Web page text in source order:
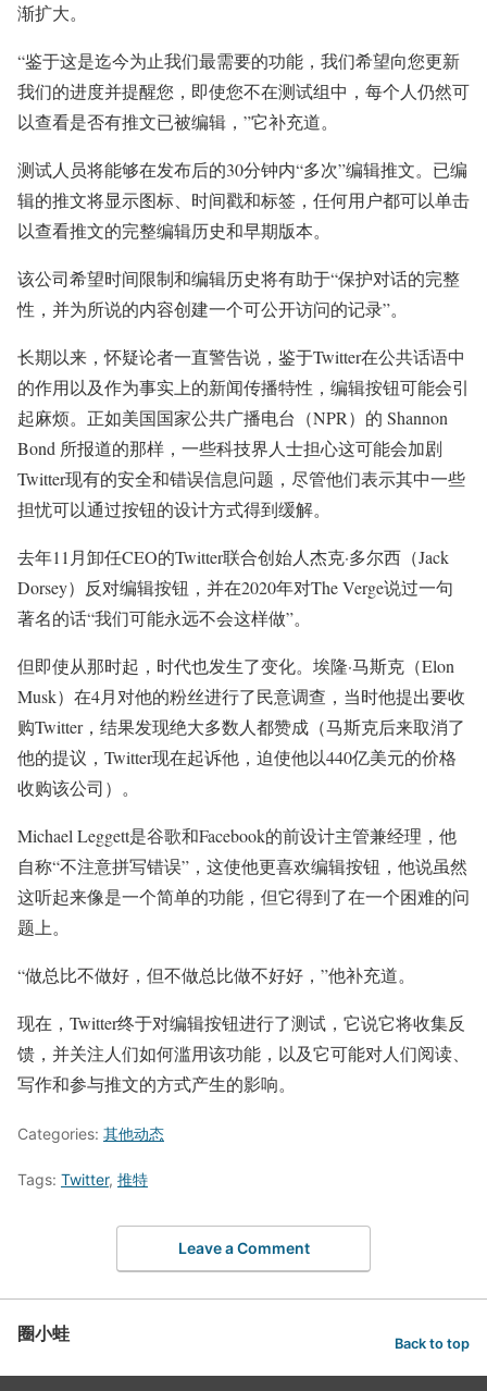
渐扩大。
“鉴于这是迄今为止我们最需要的功能，我们希望向您更新
我们的进度并提醒您，即使您不在测试组中，每个人仍然可
以查看是否有推文已被编辑，”它补充道。
测试人员将能够在发布后的30分钟内“多次”编辑推文。已编
辑的推文将显示图标、时间戳和标签，任何用户都可以单击
以查看推文的完整编辑历史和早期版本。
该公司希望时间限制和编辑历史将有助于“保护对话的完整
性，并为所说的内容创建一个可公开访问的记录”。
长期以来，怀疑论者一直警告说，鉴于Twitter在公共话语中
的作用以及作为事实上的新闻传播特性，编辑按钮可能会引
起麻烦。正如美国国家公共广播电台（NPR）的 Shannon
Bond 所报道的那样，一些科技界人士担心这可能会加剧
Twitter现有的安全和错误信息问题，尽管他们表示其中一些
担忧可以通过按钮的设计方式得到缓解。
去年11月卸任CEO的Twitter联合创始人杰克·多尔西（Jack
Dorsey）反对编辑按钮，并在2020年对The Verge说过一句
著名的话“我们可能永远不会这样做”。
但即使从那时起，时代也发生了变化。埃隆·马斯克（Elon
Musk）在4月对他的粉丝进行了民意调查，当时他提出要收
购Twitter，结果发现绝大多数人都赞成（马斯克后来取消了
他的提议，Twitter现在起诉他，迫使他以440亿美元的价格
收购该公司）。
Michael Leggett是谷歌和Facebook的前设计主管兼经理，他
自称“不注意拼写错误”，这使他更喜欢编辑按钮，他说虽然
这听起来像是一个简单的功能，但它得到了在一个困难的问
题上。
“做总比不做好，但不做总比做不好好，”他补充道。
现在，Twitter终于对编辑按钮进行了测试，它说它将收集反
馈，并关注人们如何滥用该功能，以及它可能对人们阅读、
写作和参与推文的方式产生的影响。
Categories: 其他动态
Tags: Twitter, 推特
Leave a Comment
圈小蛙 Back to top